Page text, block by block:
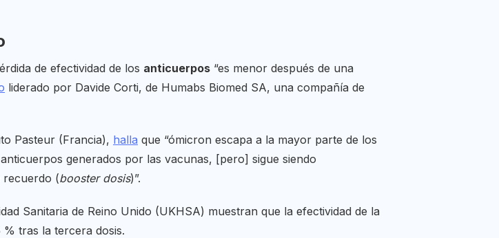
de efectividad de los anticuerpos “es menor después de una
liderado por Davide Corti, de Humabs Biomed SA, una compañía de
Pasteur (Francia), halla que “ómicron escapa a la mayor parte de los
generados por las vacunas, [pero] sigue siendo
recuerdo (booster dosis)”.
Sanitaria de Reino Unido (UKHSA) muestran que la efectividad de la
tras la tercera dosis.